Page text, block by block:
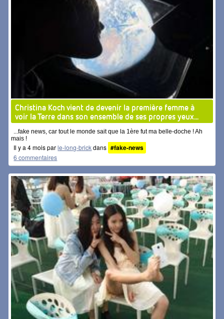
Christina Koch vient de devenir la première femme à
voir la Terre dans son ensemble de ses propres yeux...
...fake news, car tout le monde sait que la 1ère fut ma belle-doche ! Ah
mais !
Il y a 4 mois parle-long-brickdans #fake-news
6 commentaires